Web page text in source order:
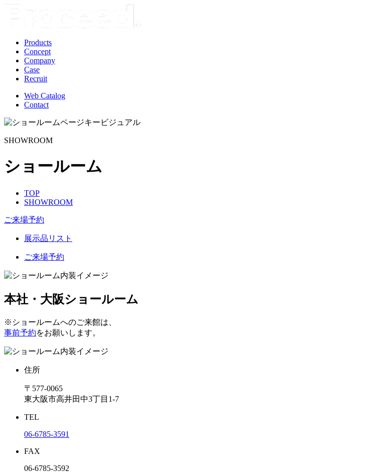
Products
Concept
Company
Case
Recruit
Web Catalog
Contact
SHOWROOM
ショールーム
TOP
SHOWROOM
ご来場予約
展示品リスト
ご来場予約
本社・大阪ショールーム
※ショールームへのご来館は、
事前予約をお願いします。
住所
〒577-0065
東大阪市高井田中3丁目1-7
TEL
06-6785-3591
FAX
06-6785-3592